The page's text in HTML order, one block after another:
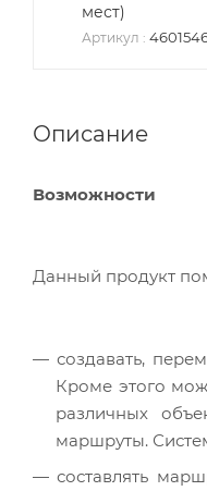
мест)
Артикул :
Описание
Возможности
Данный продукт
создавать,
Кроме этого
различных
маршруты.
составлять